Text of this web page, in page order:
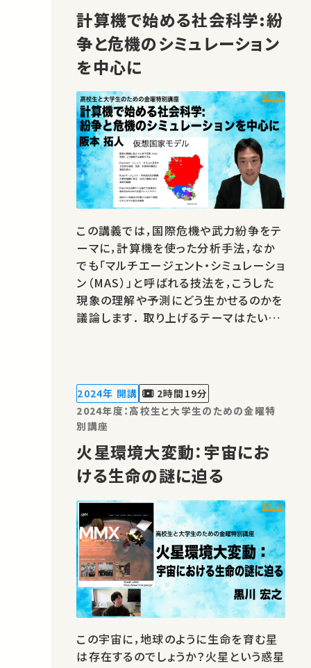
計算機で始める社会科学:紛
争と危機のシミュレーション
を中心に
この講義では，国際危機や武力紛争をテ
ーマに，計算機を使った分析手法，なか
でも「マルチエージェント・シミュレーショ
ン（MAS）」と呼ばれる技法を，こうした
現象の理解や予測にどう生かせるのかを
議論します． 取り上げるテーマはたいへ
楽しさを感じてもらうことです．自宅や学
校のパソコンで今すぐMASを始め…
2024年 開講
2時間19分
2024年度：高校生と大学生のための金曜特
別講座
火星環境大変動：宇宙にお
ける生命の謎に迫る
この宇宙に，地球のように生命を育む星
は存在するのでしょうか？火星という惑星